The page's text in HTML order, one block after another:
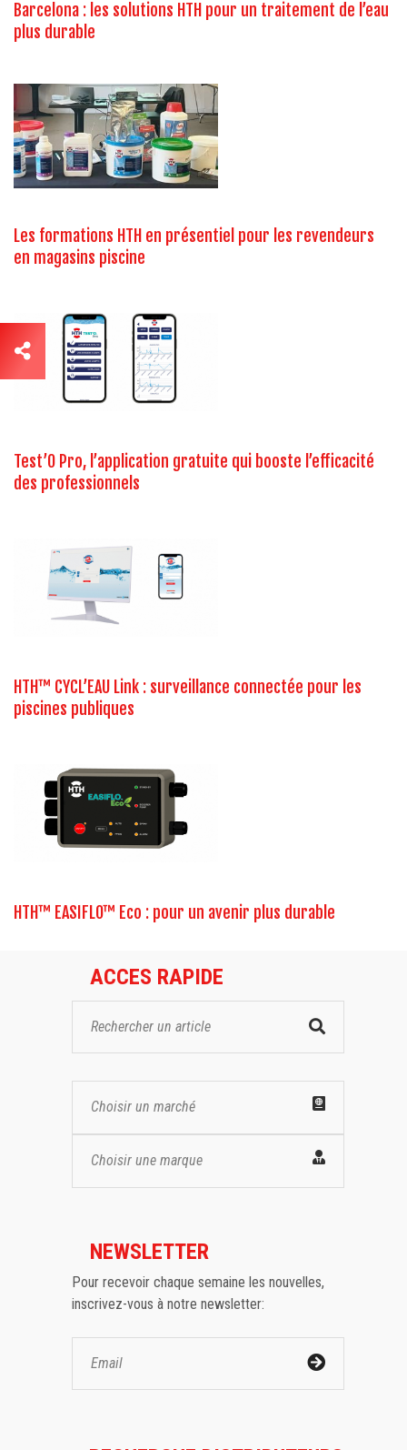
Barcelona : les solutions HTH pour un traitement de l’eau
plus durable
Les formations HTH en présentiel pour les revendeurs
en magasins piscine
Test’O Pro, l’application gratuite qui booste l’efficacité
des professionnels
HTH™ CYCL’EAU Link : surveillance connectée pour les
piscines publiques
HTH™ EASIFLO™ Eco : pour un avenir plus durable
ACCES RAPIDE
Choisir un marché
Choisir une marque
NEWSLETTER
Pour recevoir chaque semaine les nouvelles,
inscrivez-vous à notre newsletter: